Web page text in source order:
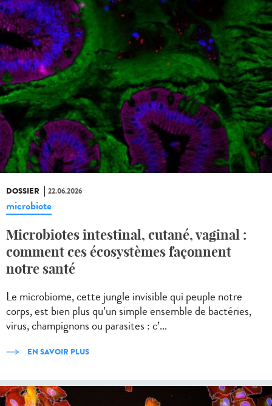
DOSSIER 22.06.2026
microbiote
Microbiotes intestinal, cutané, vaginal :
comment ces écosystèmes façonnent
notre santé
Le microbiome, cette jungle invisible qui peuple notre
corps, est bien plus qu’un simple ensemble de bactéries,
virus, champignons ou parasites : c’...
EN SAVOIR PLUS